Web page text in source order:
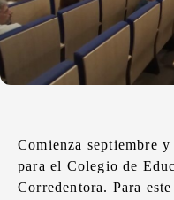
Comienza septiembre
para el Colegio de
Corredentora. Para